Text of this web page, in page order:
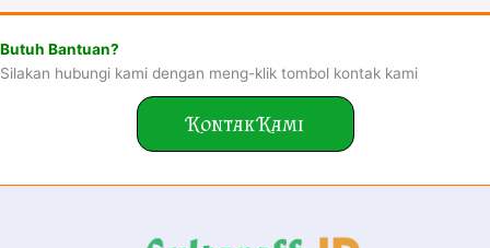
Butuh Bantuan?
Silakan hubungi kami dengan meng-klik tombol kontak kami
Kontak Kami